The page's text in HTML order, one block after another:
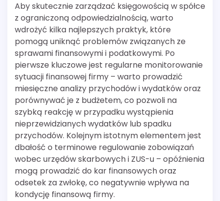
Aby skutecznie zarządzać księgowością w spółce
z ograniczoną odpowiedzialnością, warto
wdrożyć kilka najlepszych praktyk, które
pomogą uniknąć problemów związanych ze
sprawami finansowymi i podatkowymi. Po
pierwsze kluczowe jest regularne monitorowanie
sytuacji finansowej firmy – warto prowadzić
miesięczne analizy przychodów i wydatków oraz
porównywać je z budżetem, co pozwoli na
szybką reakcję w przypadku wystąpienia
nieprzewidzianych wydatków lub spadku
przychodów. Kolejnym istotnym elementem jest
dbałość o terminowe regulowanie zobowiązań
wobec urzędów skarbowych i ZUS-u – opóźnienia
mogą prowadzić do kar finansowych oraz
odsetek za zwłokę, co negatywnie wpływa na
kondycję finansową firmy.